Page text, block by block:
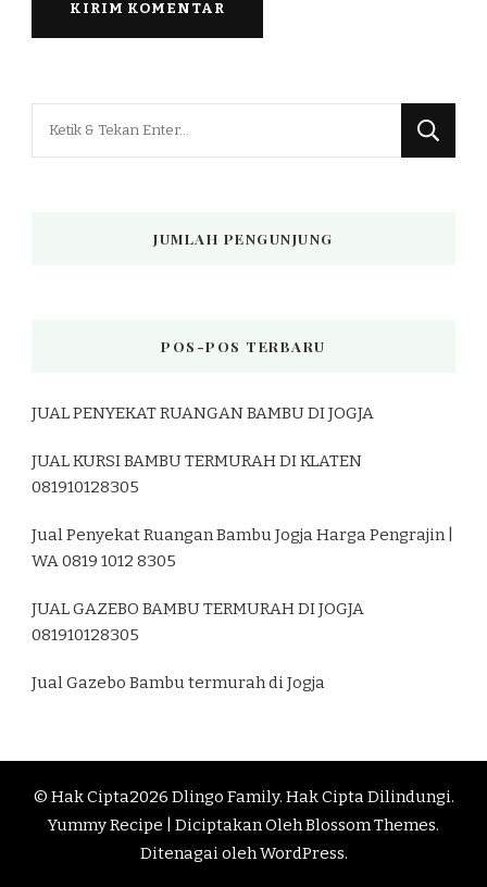
JUMLAH PENGUNJUNG
POS-POS TERBARU
JUAL PENYEKAT RUANGAN BAMBU DI JOGJA
JUAL KURSI BAMBU TERMURAH DI KLATEN
081910128305
Jual Penyekat Ruangan Bambu Jogja Harga Pengrajin |
WA 0819 1012 8305
JUAL GAZEBO BAMBU TERMURAH DI JOGJA
081910128305
Jual Gazebo Bambu termurah di Jogja
© Hak Cipta2026 Dlingo Family. Hak Cipta Dilindungi.
Yummy Recipe | Diciptakan OlehBlossom Themes.
Ditenagai olehWordPress.